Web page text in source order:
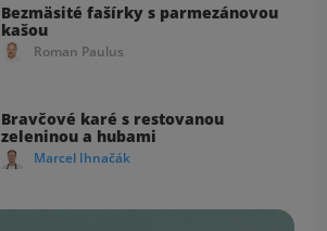
Bezmäsité fašírky s parmezánovou
kašou
Roman Paulus
Bravčové karé s restovanou
zeleninou a hubami
Marcel Ihnačák